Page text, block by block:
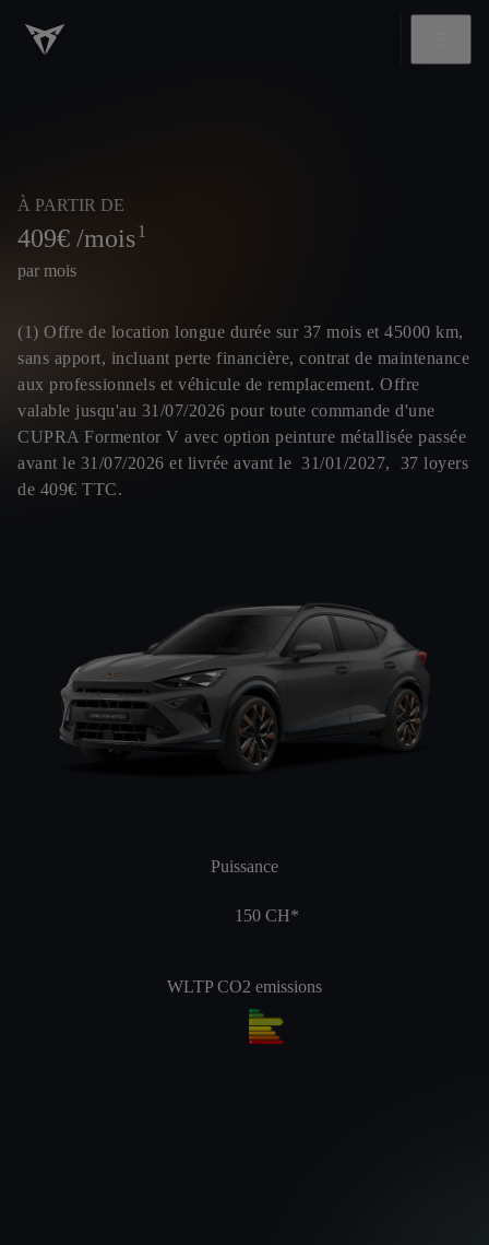
À PARTIR DE
409€ /mois1
par mois
(1) Offre de location longue durée sur 37 mois et 45000 km,
sans apport, incluant perte financière, contrat de maintenance
aux professionnels et véhicule de remplacement. Offre
valable jusqu'au 31/07/2026 pour toute commande d'une
CUPRA Formentor V avec option peinture métallisée passée
avant le 31/07/2026 et livrée avant le 31/01/2027, 37 loyers
de 409€ TTC.
Puissance
150 CH*
WLTP CO2 emissions